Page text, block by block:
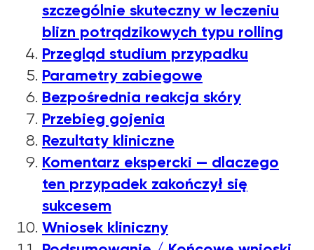
szczególnie skuteczny w leczeniu
blizn potrądzikowych typu rolling
Przegląd studium przypadku
Parametry zabiegowe
Bezpośrednia reakcja skóry
Przebieg gojenia
Rezultaty kliniczne
Komentarz ekspercki — dlaczego
ten przypadek zakończył się
sukcesem
Wniosek kliniczny